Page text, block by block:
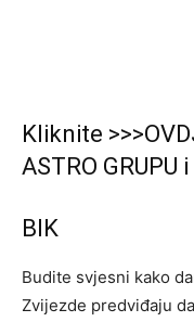
Kliknite
ASTRO
BIK
Budite svjesni kako
Zvijezde predviđaju